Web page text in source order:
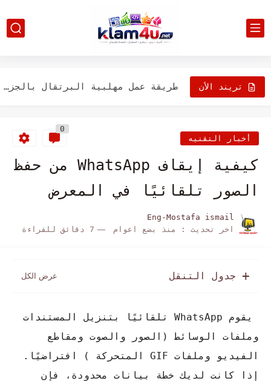
تريند الأن
سلطة الفاصوليا السوداء والذرة على الطريقة المكسيكية
طريقة عمل مهلبية البرتقال بالجزر للاطفال لذيذة ومفيدة Orange Pudding
أفضل الأطعمة الغنية بفيتامين ب 12 أخبار التقنيه
0
كيفية إيقاف WhatsApp من حفظ
الصور تلقائيًا في المعرض
Eng-Mostafa ismail
اخر تحديث :
منذ بضع اعوام 7 دقائق للقراءة
جدول التنقل
يقوم WhatsApp تلقائيًا بتنزيل المستندات
وملفات الوسائط (الصور والصوت ومقاطع
الفيديو وملفات GIF المتحركة ) افتراضيًا.
إذا كانت لديك خطة بيانات محدودة، فإن